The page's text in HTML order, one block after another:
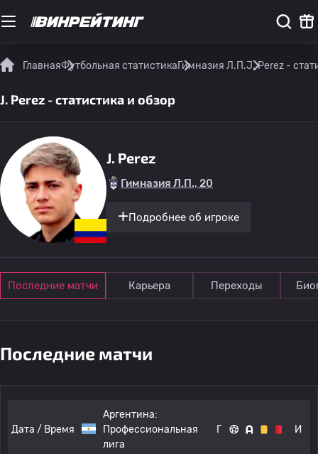
ГлавнаяФутбольная статистикаГимназия Л.П.J. Perez -
J. Perez - статистика и обзор
J. Perez
Гимназия Л.П., 20
Подробнее об игроке
Последние матчи Карьера Переходы
Последние матчи
Дата / Время
Аргентина:
Профессиональная
лига
Г И